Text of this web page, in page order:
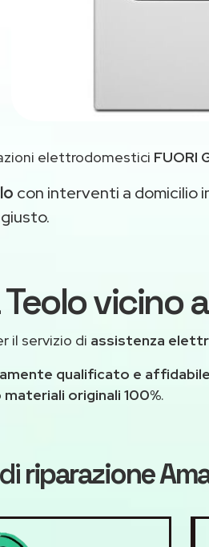
elettrodomestici FUORI
con interventi a domicilio
vicino
il servizio di assistenza
qualificato e affidabile
materiali originali 100%.
riparazione